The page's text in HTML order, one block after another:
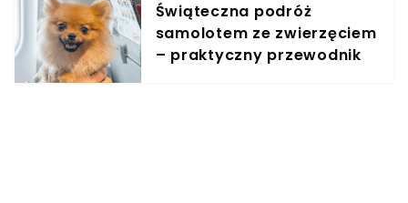
Świąteczna podróż
samolotem ze zwierzęciem
– praktyczny przewodnik